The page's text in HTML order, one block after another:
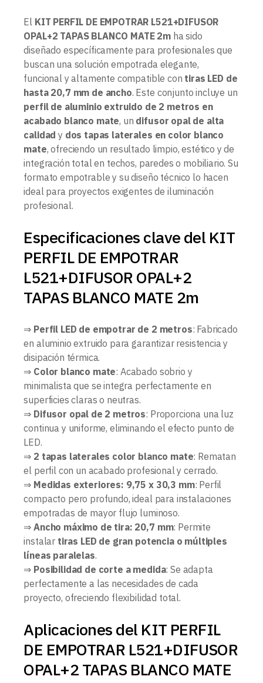
El KIT PERFIL DE EMPOTRAR L521+DIFUSOR
OPAL+2 TAPAS BLANCO MATE 2m ha sido
diseñado específicamente para profesionales que
buscan una solución empotrada elegante,
funcional y altamente compatible con tiras LED de
hasta 20,7 mm de ancho. Este conjunto incluye un
perfil de aluminio extruido de 2 metros en
acabado blanco mate, un difusor opal de alta
calidad y dos tapas laterales en color blanco
mate, ofreciendo un resultado limpio, estético y de
integración total en techos, paredes o mobiliario. Su
formato empotrable y su diseño técnico lo hacen
ideal para proyectos exigentes de iluminación
profesional.
Especificaciones clave del KIT
PERFIL DE EMPOTRAR
L521+DIFUSOR OPAL+2
TAPAS BLANCO MATE 2m
⇒ Perfil LED de empotrar de 2 metros: Fabricado
en aluminio extruido para garantizar resistencia y
disipación térmica.
⇒ Color blanco mate: Acabado sobrio y
minimalista que se integra perfectamente en
superficies claras o neutras.
⇒ Difusor opal de 2 metros: Proporciona una luz
continua y uniforme, eliminando el efecto punto de
LED.
⇒ 2 tapas laterales color blanco mate: Rematan
el perfil con un acabado profesional y cerrado.
⇒ Medidas exteriores: 9,75 x 30,3 mm: Perfil
compacto pero profundo, ideal para instalaciones
empotradas de mayor flujo luminoso.
⇒ Ancho máximo de tira: 20,7 mm: Permite
instalar tiras LED de gran potencia o múltiples
líneas paralelas.
⇒ Posibilidad de corte a medida: Se adapta
perfectamente a las necesidades de cada
proyecto, ofreciendo flexibilidad total.
Aplicaciones del KIT PERFIL
DE EMPOTRAR L521+DIFUSOR
OPAL+2 TAPAS BLANCO MATE